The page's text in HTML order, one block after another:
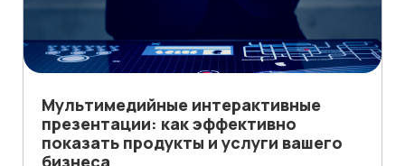
Мультимедийные интерактивные
презентации: как эффективно
показать продукты и услуги вашего
бизнеса